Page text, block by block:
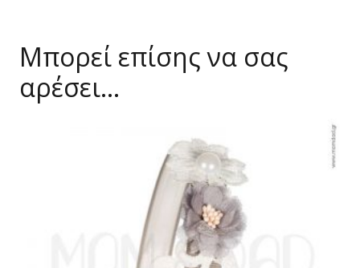
Μπορεί επίσης να σας
αρέσει…